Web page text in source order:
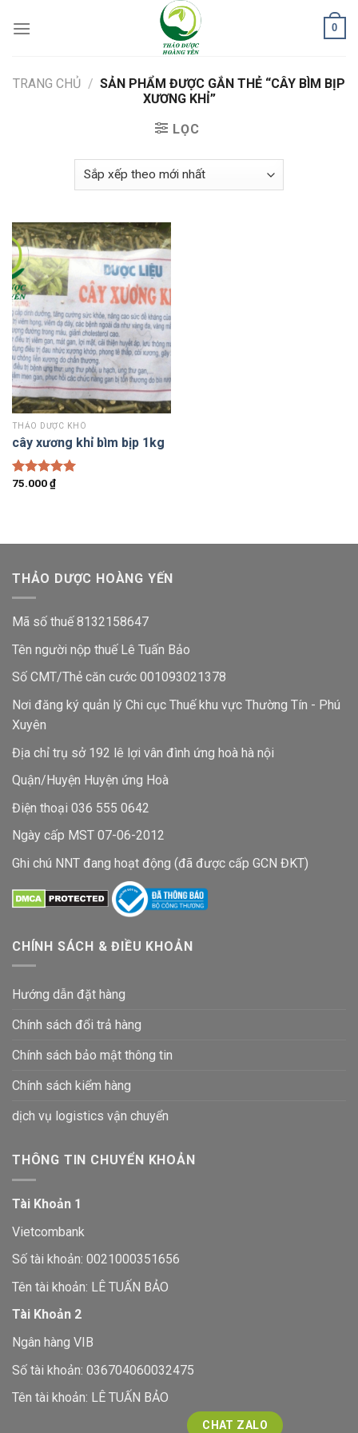
0
TRANG CHỦ / SẢN PHẨM ĐƯỢC GẮN THẺ “CÂY BÌM BỊP
XƯƠNG KHỈ”
LỌC
THẢO DƯỢC KHÔ
cây xương khỉ bìm bịp 1kg
Được xếp
75.000₫
THẢO DƯỢC HOÀNG YẾN
Mã số thuế 8132158647
Tên người nộp thuế Lê Tuấn Bảo
Số CMT/Thẻ căn cước 001093021378
Nơi đăng ký quản lý Chi cục Thuế khu vực Thường Tín - Phú
Xuyên
Địa chỉ trụ sở 192 lê lợi vân đình ứng hoà hà nội
Quận/Huyện Huyện ứng Hoà
Điện thoại 036 555 0642
Ngày cấp MST 07-06-2012
Ghi chú NNT đang hoạt động (đã được cấp GCN ĐKT)
CHÍNH SÁCH & ĐIỀU KHOẢN
Hướng dẫn đặt hàng
Chính sách đổi trả hàng
Chính sách bảo mật thông tin
Chính sách kiểm hàng
dịch vụ logistics vận chuyển
THÔNG TIN CHUYỂN KHOẢN
Tài Khoản 1
Vietcombank
Số tài khoản: 0021000351656
Tên tài khoản: LÊ TUẤN BẢO
Tài Khoản 2
Ngân hàng VIB
Số tài khoản: 036704060032475
Tên tài khoản: LÊ TUẤN BẢO
CHAT ZALO